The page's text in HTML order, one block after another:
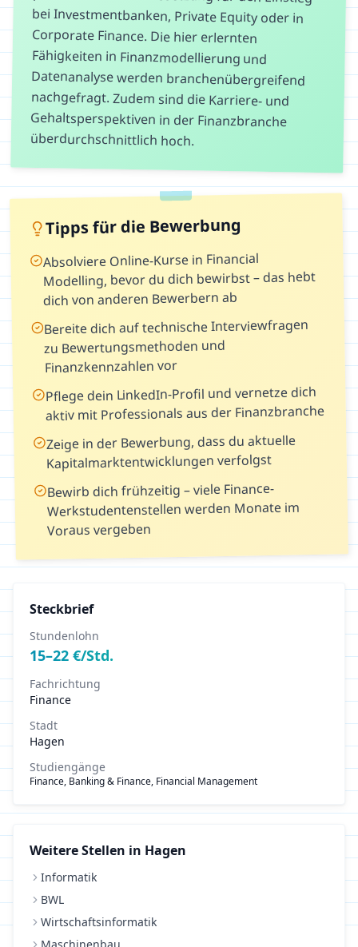
überdurchschnittlich hoch.
Tipps für die Bewerbung
Absolviere Online-Kurse in Financial
Modelling, bevor du dich bewirbst – das hebt
dich von anderen Bewerbern ab
Bereite dich auf technische Interviewfragen
zu Bewertungsmethoden und
Finanzkennzahlen vor
Pflege dein LinkedIn-Profil und vernetze dich
aktiv mit Professionals aus der Finanzbranche
Zeige in der Bewerbung, dass du aktuelle
Kapitalmarktentwicklungen verfolgst
Bewirb dich frühzeitig – viele Finance-
Werkstudentenstellen werden Monate im
Voraus vergeben
Steckbrief
Stundenlohn
15–22 €/Std.
Fachrichtung
Finance
Stadt
Hagen
Studiengänge
Finance, Banking & Finance, Financial Management
Weitere Stellen in Hagen
Informatik
BWL
Wirtschaftsinformatik